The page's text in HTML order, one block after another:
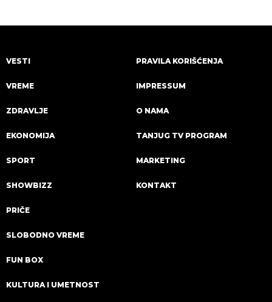
VESTI
VREME
ZDRAVLJE
EKONOMIJA
SPORT
SHOWBIZZ
PRIČE
SLOBODNO VREME
FUN BOX
KULTURA I UMETNOST
PRAVILA KORIŠĆENJA
IMPRESSUM
O NAMA
TANJUG TV PROGRAM
MARKETING
KONTAKT